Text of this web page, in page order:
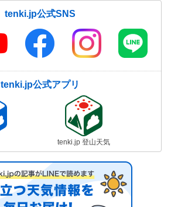
tenki.jp公式SNS
tenki.jp公式アプリ
tenki.jp 登山天気